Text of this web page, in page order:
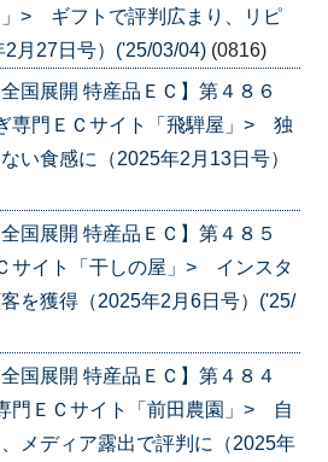
> ギフトで評判広まり、リピ
月27日号）('25/03/04) (0816)
国展開 特産品ＥＣ】第４８６
専門ＥＣサイト「飛騨屋」> 独
い食感に（2025年2月13日号）
国展開 特産品ＥＣ】第４８５
サイト「干しの屋」> インスタ
を獲得（2025年2月6日号）('25/
国展開 特産品ＥＣ】第４８４
門ＥＣサイト「前田農園」> 自
メディア露出で評判に（2025年